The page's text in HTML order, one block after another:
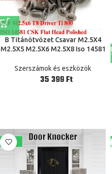
Β Titánötvözet Csavar M2.5X4
M2.5X5 M2.5X6 M2.5X8 Iso 14581
Csiszolt 10 Dcs Qcti
Szerszámok és eszközök
Ft
-21%